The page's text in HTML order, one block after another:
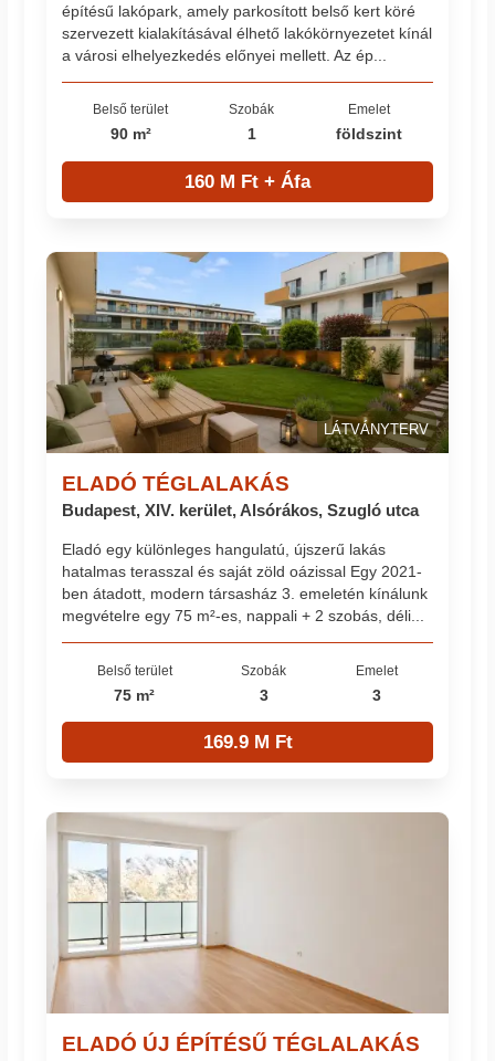
építésű lakópark, amely parkosított belső kert köré
szervezett kialakításával élhető lakókörnyezetet kínál
a városi elhelyezkedés előnyei mellett. Az ép...
Belső terület
90 m²
Szobák
1
Emelet
földszint
160 M Ft + Áfa
LÁTVÁNYTERV
ELADÓ TÉGLALAKÁS
Budapest, XIV. kerület, Alsórákos, Szugló utca
Eladó egy különleges hangulatú, újszerű lakás
hatalmas terasszal és saját zöld oázissal Egy 2021-
ben átadott, modern társasház 3. emeletén kínálunk
megvételre egy 75 m²-es, nappali + 2 szobás, déli...
Belső terület
75 m²
Szobák
3
Emelet
3
169.9 M Ft
ELADÓ ÚJ ÉPÍTÉSŰ TÉGLALAKÁS